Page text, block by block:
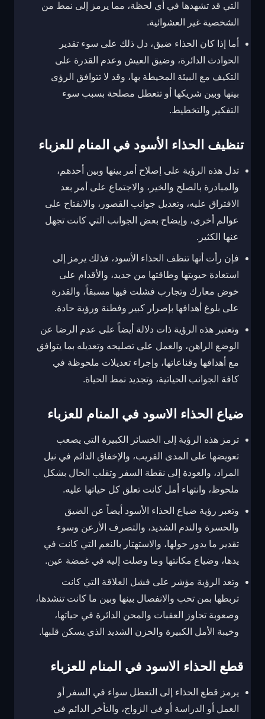
التي قد تشهدها في أي لحظة، مما يرمز إلى نمط من
الشخصية غير العشوائية.
أما إذا كان الحذاء ضيق، دل ذلك على سوء تقدير
الحوادث الدائرة، وضيق العيش وعدم القدرة على
التكيف مع البيئة المحيطة بها، وقد لا تتوافق الرؤى
بينها وبين شريكها أو تتعطل مصلحة بسبب سوء
التفكير والتخطيط.
تنظيف الحذاء الأسود في المنام للعزباء
تدل هذه الرؤية على إصلاح أمر بينها وبين أحدهم،
والمبادرة بالصلح والخير، والاجتماع على أمر بعد
الافتراق عليه، وتعديل جوانب القصور، والانفتاح على
عوالم أخرى، وإيضاح بعض الجوانب التي كانت تجهل
عنها الكثير.
فإن رأت أنها تنظف الحذاء الأسود، فذلك يرمز إلى
استعادة حيويتها وطاقتها من جديد، والأقدام على
خوض معارك وتجارب فشلت فيها مسبقاً، والقدرة
على بلوغ أهدافها بإصرار كبير وفطنة ورؤية حادة.
وتعتبر هذه الرؤية ذات دلالة أيضاً على عدم الرضا عن
الوضع الراهن، والعمل على تصليحه وتعديله بما يتوافق
مع أهدافها وقناعاتها، وإجراء تعديلات ملحوظة في
كافة الجوانب الحياتية، وتجديد نمط الحياة.
ضياع الحذاء الاسود في المنام للعزباء
ترمز هذه الرؤية إلى الخسائر الكبيرة التي يصعب
تعويضها على المدى القريب، والإخفاق الدائم في نيل
المراد، والعودة إلى نقطة السفر وتقلب الحال بشكل
ملحوظ، وانتهاء أمل كانت تعلق كل حياتها عليه.
وتعبر رؤية ضياع الحذاء الأسود أيضاً عن الضيق
والحسرة والندم الشديد، والتصرف الأرعن وسوء
تقدير ما يدور حولها، والاستهتار بالنعم التي كانت في
يدها، وضياع مكانتها وما وصلت إليه في غمضة عين.
وتعد الرؤية مؤشر على فشل العلاقة التي كانت
تربطها بمن تحب والانفصال بينها وبين ما كانت تنشدها،
وصعوبة تجاوز العقبات والمحن الدائرة في حياتها،
وخيبة الأمل الكبيرة والحزن الشديد الذي يسكن قلبها.
قطع الحذاء الاسود في المنام للعزباء
يرمز قطع الحذاء إلى التعطل سواء في السفر أو
العمل أو الدراسة أو في الزواج، والتأخر الدائم في